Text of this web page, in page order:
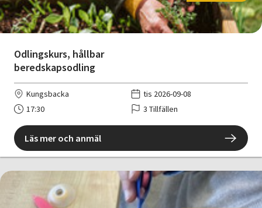
Odlingskurs, hållbar
beredskapsodling
Kungsbacka
tis 2026-09-08
17:30
3 Tillfällen
Läs mer och anmäl